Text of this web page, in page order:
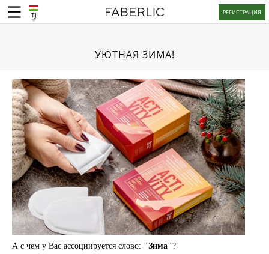
TJ РЕГИСТРАЦИЯ
УЮТНАЯ ЗИМА!
А с чем у Вас ассоциируется слово: "Зима"?